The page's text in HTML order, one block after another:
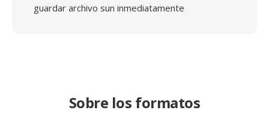
guardar archivo sun inmediatamente
Sobre los formatos